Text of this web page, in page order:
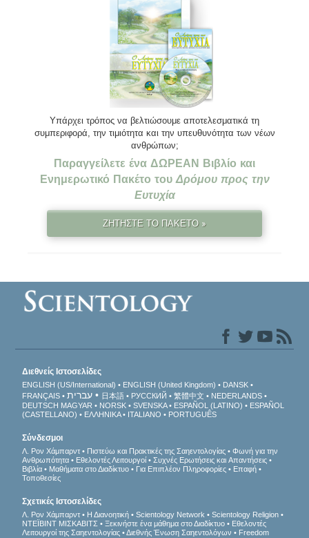
Υπάρχει τρόπος να βελτιώσουμε αποτελεσματικά τη
συμπεριφορά, την τιμιότητα και την υπευθυνότητα των νέων
ανθρώπων;
Παραγγείλετε ένα ΔΩΡΕΑΝ Βιβλίο και
Ενημερωτικό Πακέτο τουΔρόμου προς την
Ευτυχία
ΖΗΤΗΣΤΕ ΤΟ ΠΑΚΕΤΟ »
Διεθνείς Ιστοσελίδες
ENGLISH (US/International) ENGLISH (United Kingdom)
DANSK
FRANÇAIS
עברית 日本語 РУССКИЙ 繁體中文
NEDERLANDS
DEUTSCH MAGYAR NORSK SVENSKA ESPAÑOL (LATINO)
ESPAÑOL
(CASTELLANO)
ΕΛΛΗΝΙΚA ITALIANO PORTUGUÊS
Σύνδεσμοι
Λ. Ρον Χάμπαρντ Πιστεύω και Πρακτικές της Σαηεντολογίας
Φωνή για την
Ανθρωπότητα
Εθελοντές Λειτουργοί
Συχνές Ερωτήσεις και Απαντήσεις
Βιβλία
Μαθήματα στο Διαδίκτυο Για Επιπλέον Πληροφορίες
Επαφή
Τοποθεσίες
Σχετικές Ιστοσελίδες
Λ. Ρον Χάμπαρντ Η Διανοητική Scientology Network
Scientology Religion
ΝΤΕΪΒΙΝΤ ΜΙΣΚAΒΙΤΣ
Ξεκινήστε ένα μάθημα στο Διαδίκτυο
Εθελοντές
Λειτουργοί της Σαηεντολογίας
Διεθνής Ένωση Σαηεντολόγων
Freedom